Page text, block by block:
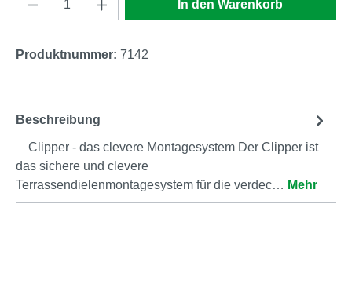
In den Warenkorb
Produktnummer: 7142
Beschreibung
Clipper - das clevere Montagesystem Der Clipper ist
das sichere und clevere
Terrassendielenmontagesystem für die verdec… Mehr